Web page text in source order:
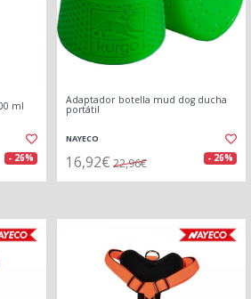
ml
- 26%
Adaptador botella mud dog ducha
portátil
NAYECO
16,92€ 22,96€ - 26%